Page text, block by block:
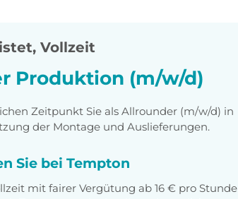
Vollzeit
Produktion (m/w/d)
Zeitpunkt Sie als Allrounder (m/w/d) in
der Montage und Auslieferungen.
Sie bei Tempton
mit fairer Vergütung ab 16 € pro Stunde